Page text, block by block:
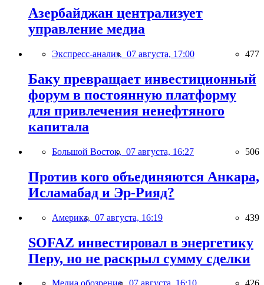
Азербайджан централизует
управление медиа
Экспресс-анализ, 07 августа, 17:00 477
Баку превращает инвестиционный
форум в постоянную платформу
для привлечения ненефтяного
капитала
Большой Восток, 07 августа, 16:27 506
Против кого объединяются Анкара,
Исламабад и Эр-Рияд?
Америка, 07 августа, 16:19 439
SOFAZ инвестировал в энергетику
Перу, но не раскрыл сумму сделки